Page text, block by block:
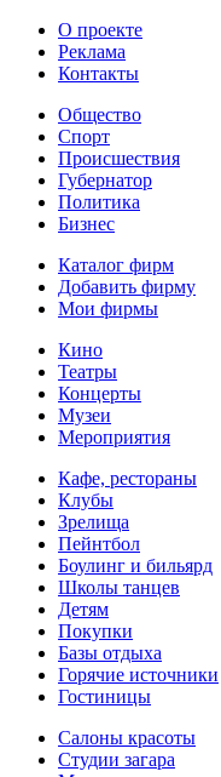
О проекте
Реклама
Контакты
Общество
Спорт
Происшествия
Губернатор
Политика
Бизнес
Каталог фирм
Добавить фирму
Мои фирмы
Кино
Театры
Концерты
Музеи
Мероприятия
Кафе, рестораны
Клубы
Зрелища
Пейнтбол
Боулинг и бильярд
Школы танцев
Детям
Покупки
Базы отдыха
Горячие источники
Гостиницы
Салоны красоты
Студии загара